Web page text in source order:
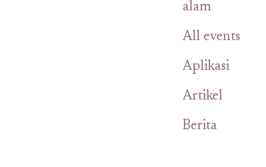
alam
All events
Aplikasi
Artikel
Berita